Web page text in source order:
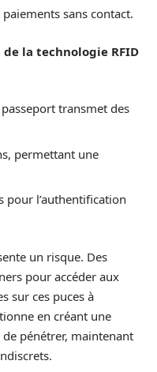
sans contact.
la technologie RFID
transmet des
permettant une
pour l’authentification
un risque. Des
pour accéder aux
sur ces puces à
en créant une
pénétrer, maintenant